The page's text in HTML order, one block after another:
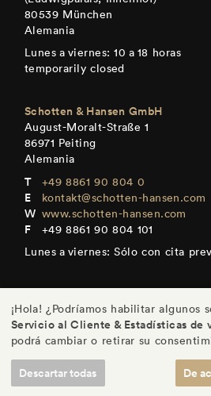
80539 München
Alemania
Lunes a viernes: 10 a 18 horas
temporarily closed
Schotten & Hansen GmbH
August-Moralt-Straße 1
86971 Peiting
Alemania
+49 8861 90 804 0
kontakt@schotten-hansen.com
www.schotten-hansen.com
+49 8861 90 804 101
Lunes a viernes: Sólo con cita
DE / FR
© Schotten & Hansen GmbH /
¡Hola! ¿Podríamos habilitar algunos
Servicio al Cliente & Estadísticas de
podrá cambiar o retirar su
Descartar todas De